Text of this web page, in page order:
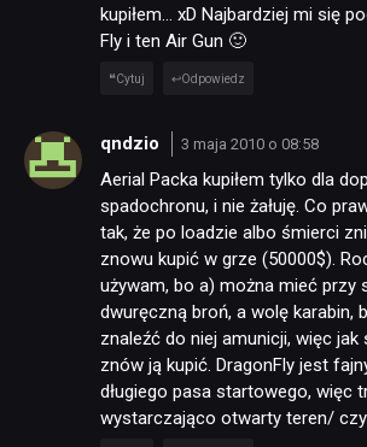
kupiłem… xD Najbardziej mi się
Fly i ten Air Gun 🙂
Cytuj Odpowiedz
qndzio 3 maja 2010 o 08:58
Aerial Packa kupiłem tylko dla
spadochronu, i nie żałuję. Co
tak, że po loadzie albo śmierci
znowu kupić w grze (50000$).
używam, bo a) można mieć przy
dwuręczną broń, a wolę karabin,
znaleźć do niej amunicji, więc
znów ją kupić. DragonFly jest
długiego pasa startowego, więc
wystarczająco otwarty teren/